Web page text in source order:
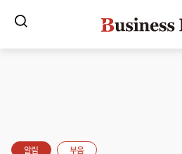
알림 부음